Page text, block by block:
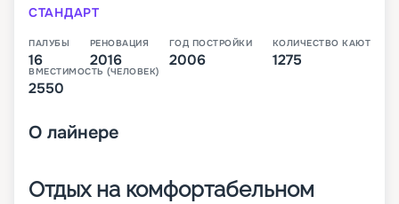
СТАНДАРТ
ПАЛУБЫ
16
РЕНОВАЦИЯ
2016
ГОД ПОСТРОЙКИ
2006
КОЛИЧЕСТВО КАЮТ
1275
ВМЕСТИМОСТЬ (ЧЕЛОВЕК)
2550
О лайнере
Отдых на комфортабельном